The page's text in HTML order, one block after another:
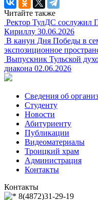
Читайте также
Ректор ТулДС сослужил
Кириллу 30.06.2026
В канун Дня Победы в
экспозиционное
Выпускник Тульской
диакона 02.06.2026
Сведения об
Студенту
Новости
Абитуриенту
Публикации
Видеоматериалы
Троицкий храм
Администрация
Контакты
Контакты
8(4872)31-29-19